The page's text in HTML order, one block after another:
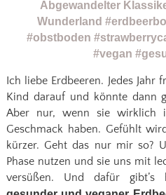
Ich liebe Erdbeeren. Jedes
Kind darauf und könnte dann
Aber nur, wenn sie wirklich
Geschmack haben. Gefühlt
kürzer. Geht das nur mir so?
Phase nutzen und sie uns mit
versüßen. Und dafür